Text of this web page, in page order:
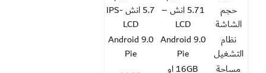
حجم
الشاشة
5.71 انش –
LCD
5.7 انش -IPS
LCD
نظام
التشغيل
Android 9.0
Pie
Android 9.0
Pie
مساحة
16GB او